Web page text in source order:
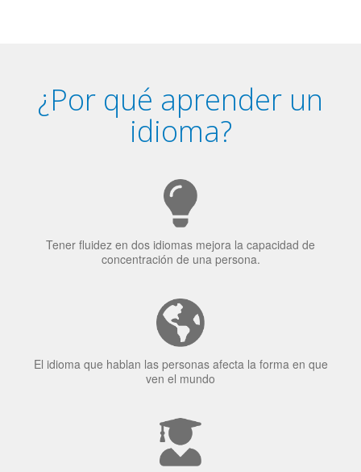
¿Por qué aprender un
idioma?
Tener fluidez en dos idiomas mejora la capacidad de
El idioma que hablan las personas afecta la forma en que